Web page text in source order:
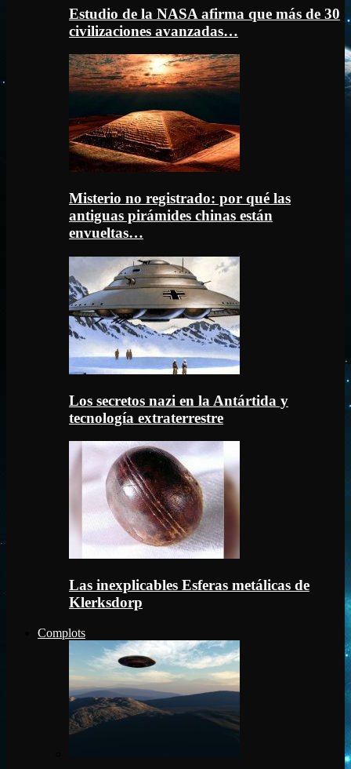
Estudio de la NASA afirma que más de 30
civilizaciones avanzadas…
Misterio no registrado: por qué las
antiguas pirámides chinas están
envueltas…
Los secretos nazi en la Antártida y
tecnología extraterrestre
Las inexplicables Esferas metálicas de
Klerksdorp
Complots